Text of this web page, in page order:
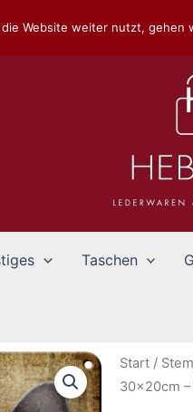
Taschen
Start /
30x20cm –
die Website weiter nutzt, gehen